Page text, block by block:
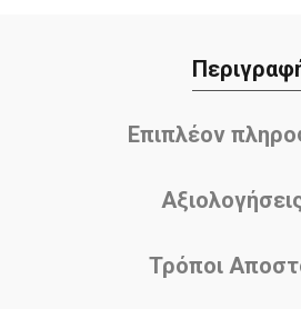
Επιπλέον
Τρόποι